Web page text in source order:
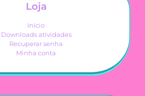
Loja
Início
Downloads atividades
Recuperar senha
Minha conta